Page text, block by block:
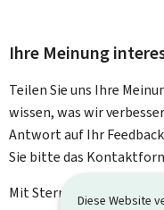
Diese Website
Ihre Meinung
Teilen Sie uns Ihre
wissen, was wir
Antwort auf Ihr
Sie bitte das
Mit Stern